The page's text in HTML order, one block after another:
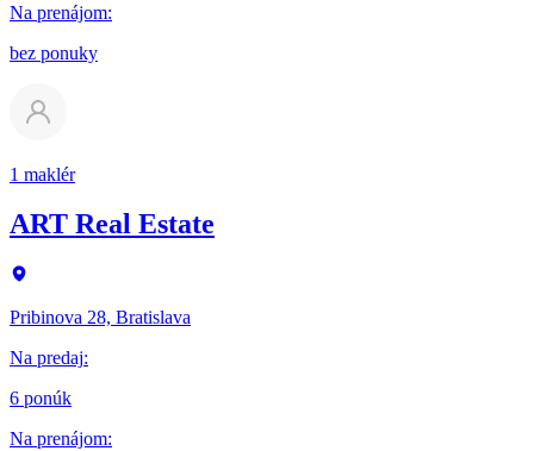
Na prenájom:
bez ponuky
1 maklér
ART Real Estate
Pribinova 28, Bratislava
Na predaj:
6 ponúk
Na prenájom: